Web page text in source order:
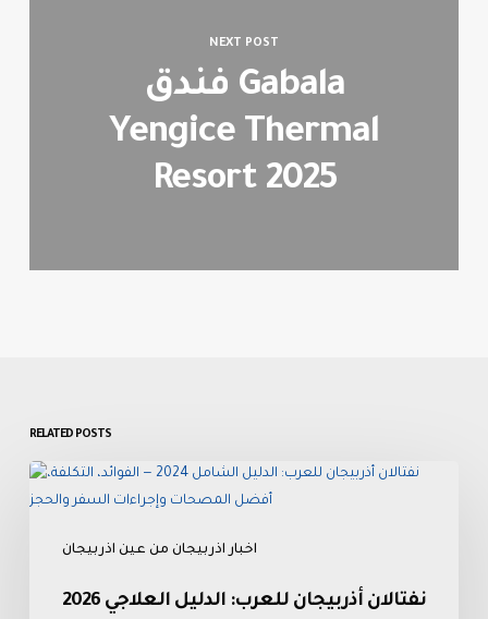
NEXT POST
فندق Gabala
Yengice Thermal
Resort 2025
RELATED POSTS
اخبار اذربيجان من عين اذربيجان
نفتالان
أذربيجان
الدليل
نفتالان أذربيجان للعرب: الدليل العلاجي 2026